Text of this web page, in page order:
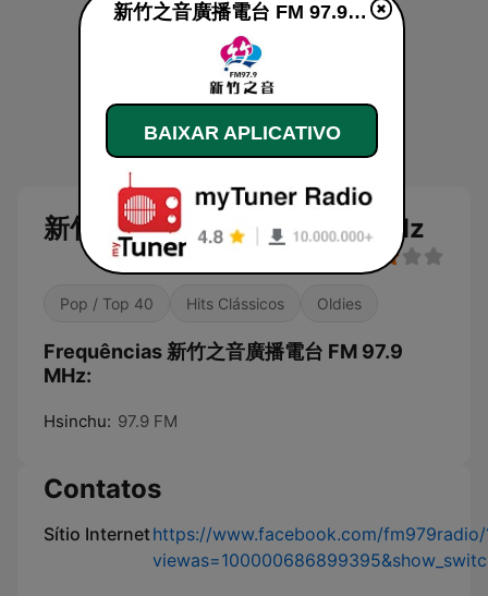
新竹之音廣播電台 FM 97.9 MHz
Pop / Top 40 Hits Clássicos Oldies
Frequências 新竹之音廣播電台 FM 97.9
MHz:
Hsinchu: 97.9 FM
Contatos
Sítio Internethttps://www.facebook.com/fm979radio/
新竹之音廣播電台 FM 97.9 MHz ao vivo
BAIXAR APLICATIVO